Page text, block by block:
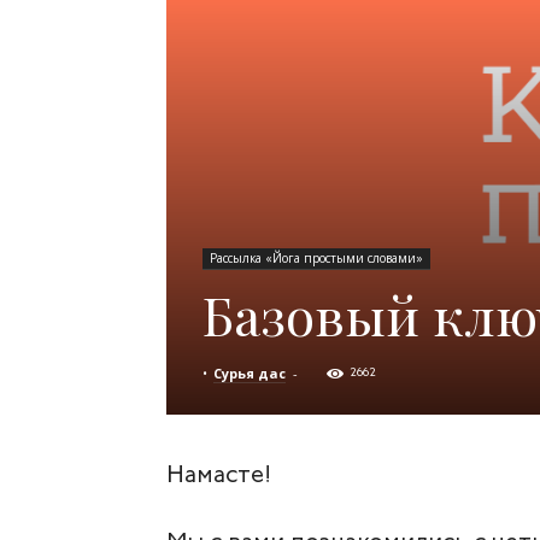
Рассылка «Йога простыми словами»
Базовый
• Сурья дас - 2662
Намасте!